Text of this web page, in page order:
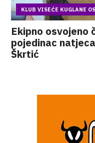
KLUB VISEĆE KUGLANE
Ekipno
pojedinac
Škrtić